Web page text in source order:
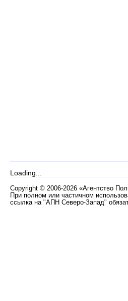
Loading...
Copyright © 2006-2026 «Агентство
При полном или частичном
ссылка на "АПН Северо-Запад"